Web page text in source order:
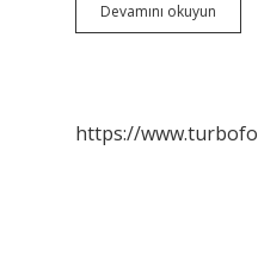
Devamını okuyun
Klasik
https://